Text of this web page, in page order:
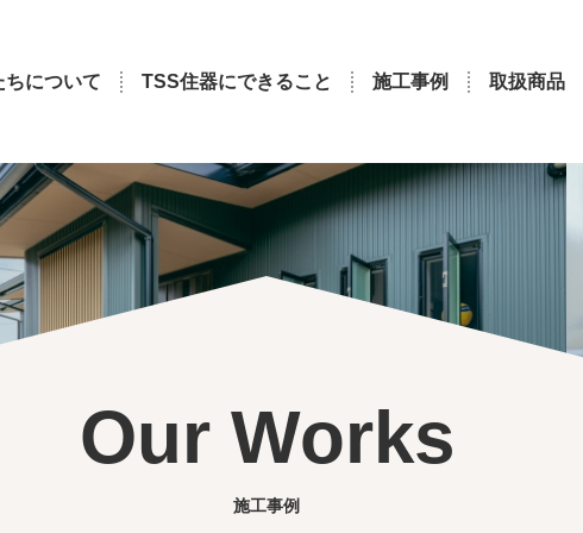
ちについて TSS住器にできること 施工事例 取扱商品
Our Works
施工事例